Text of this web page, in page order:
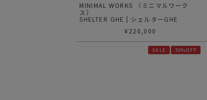
MINIMAL WORKS （ミニマルワーク
ス）
SHELTER GHE | シェルターGHE
¥ 220,000
SALE 30%OFF